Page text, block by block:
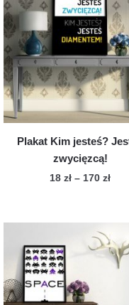
Plakat Kim jesteś?
zwycięzcą!
18zł – 170zł
do
170
produkt
ma
wariantów.
Opcje